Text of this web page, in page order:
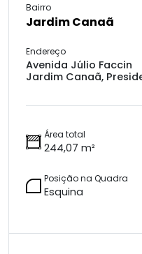
Bairro
Jardim Canaã
Endereço
Avenida Júlio Faccin
Jardim Canaã,
Área total
244,07 m²
Posição na Quadra
Esquina